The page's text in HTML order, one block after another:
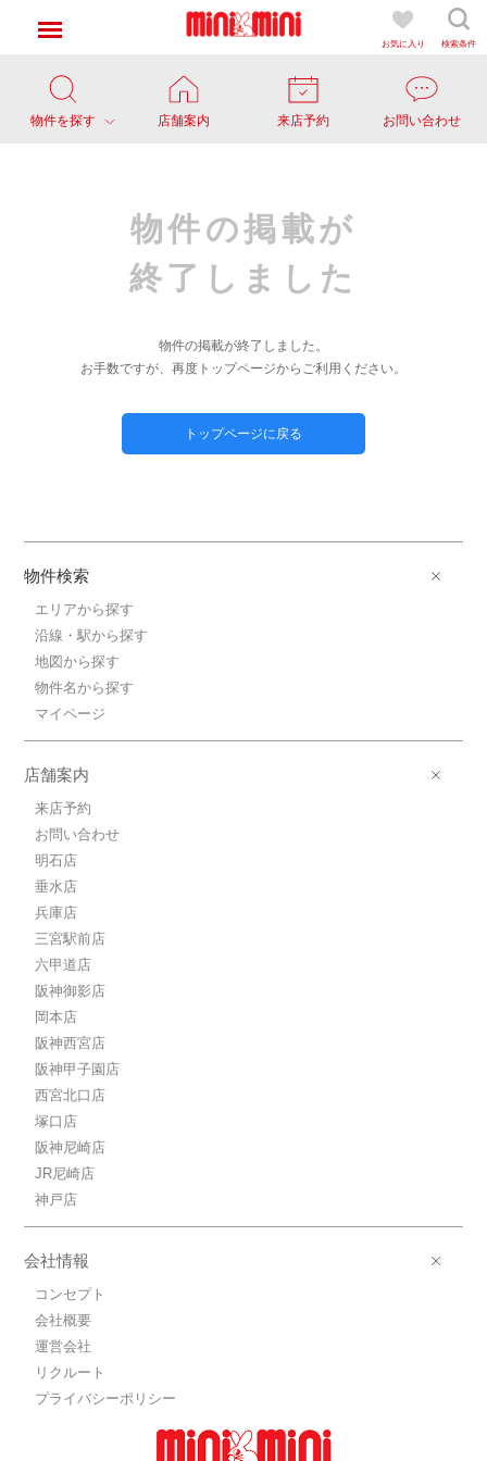
お気に入り 検索条件
物件を探す 店舗案内 来店予約 お問い合わせ
物件の掲載が
終了しました
物件の掲載が終了しました。
お手数ですが、再度トップページからご利用ください。
トップページに戻る
物件検索
エリアから探す
沿線・駅から探す
地図から探す
物件名から探す
マイページ
店舗案内
来店予約
お問い合わせ
明石店
垂水店
兵庫店
三宮駅前店
六甲道店
阪神御影店
岡本店
阪神西宮店
阪神甲子園店
西宮北口店
塚口店
阪神尼崎店
JR尼崎店
神戸店
会社情報
コンセプト
会社概要
運営会社
リクルート
プライバシーポリシー